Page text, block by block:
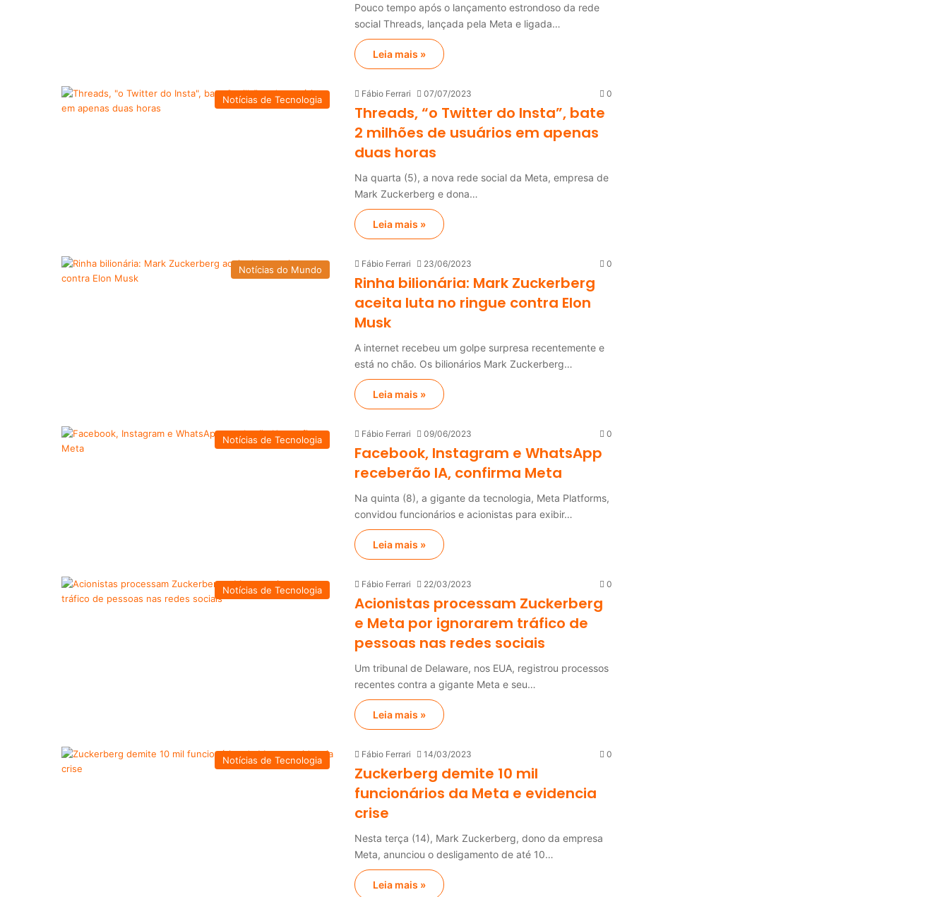
Pouco tempo após o lançamento estrondoso da rede
social Threads, lançada pela Meta e ligada…
Leia mais »
Notícias de Tecnologia
Fábio Ferrari 07/07/2023 0
Threads, “o Twitter do Insta”, bate
2 milhões de usuários em apenas
duas horas
Na quarta (5), a nova rede social da Meta, empresa de
Mark Zuckerberg e dona…
Leia mais »
Notícias do Mundo
Fábio Ferrari 23/06/2023 0
Rinha bilionária: Mark Zuckerberg
aceita luta no ringue contra Elon
Musk
A internet recebeu um golpe surpresa recentemente e
está no chão. Os bilionários Mark Zuckerberg…
Leia mais »
Notícias de Tecnologia
Fábio Ferrari 09/06/2023 0
Facebook, Instagram e WhatsApp
receberão IA, confirma Meta
Na quinta (8), a gigante da tecnologia, Meta Platforms,
convidou funcionários e acionistas para exibir…
Leia mais »
Notícias de Tecnologia
Fábio Ferrari 22/03/2023 0
Acionistas processam Zuckerberg
e Meta por ignorarem tráfico de
pessoas nas redes sociais
Um tribunal de Delaware, nos EUA, registrou processos
recentes contra a gigante Meta e seu…
Leia mais »
Notícias de Tecnologia
Fábio Ferrari 14/03/2023 0
Zuckerberg demite 10 mil
funcionários da Meta e evidencia
crise
Nesta terça (14), Mark Zuckerberg, dono da empresa
Meta, anunciou o desligamento de até 10…
Leia mais »